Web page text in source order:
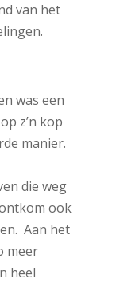
van het
was een
z’n kop
manier.
die weg
ook
Aan het
meer
heel